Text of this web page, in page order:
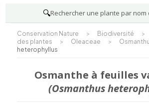
🔍Rechercher une plante par nom
Conservation Nature > Biodiversité >
des plantes
> Oleaceae >
heterophyllus
Osmanthe à feuilles
(Osmanthus